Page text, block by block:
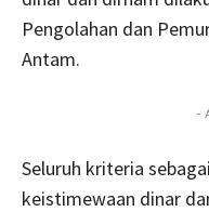
Pengolahan dan
Antam.
-
Seluruh kriteria
keistimewaan dinar